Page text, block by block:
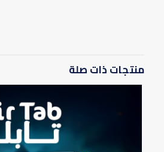
منتجات ذات صلة